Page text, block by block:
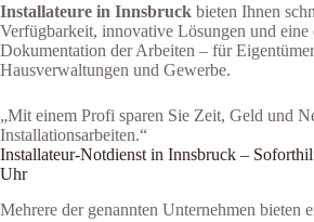
Installateure in Innsbruck bieten Ihnen
Verfügbarkeit, innovative Lösungen und eine
Dokumentation der Arbeiten – für
Hausverwaltungen und Gewerbe.
„Mit einem Profi sparen Sie Zeit, Geld und
Installationsarbeiten.“
Installateur-Notdienst in Innsbruck –
Uhr
Mehrere der genannten Unternehmen bieten